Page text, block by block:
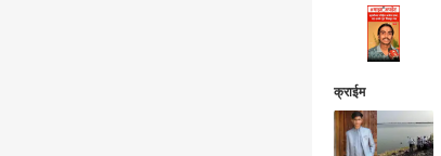
क्राईम